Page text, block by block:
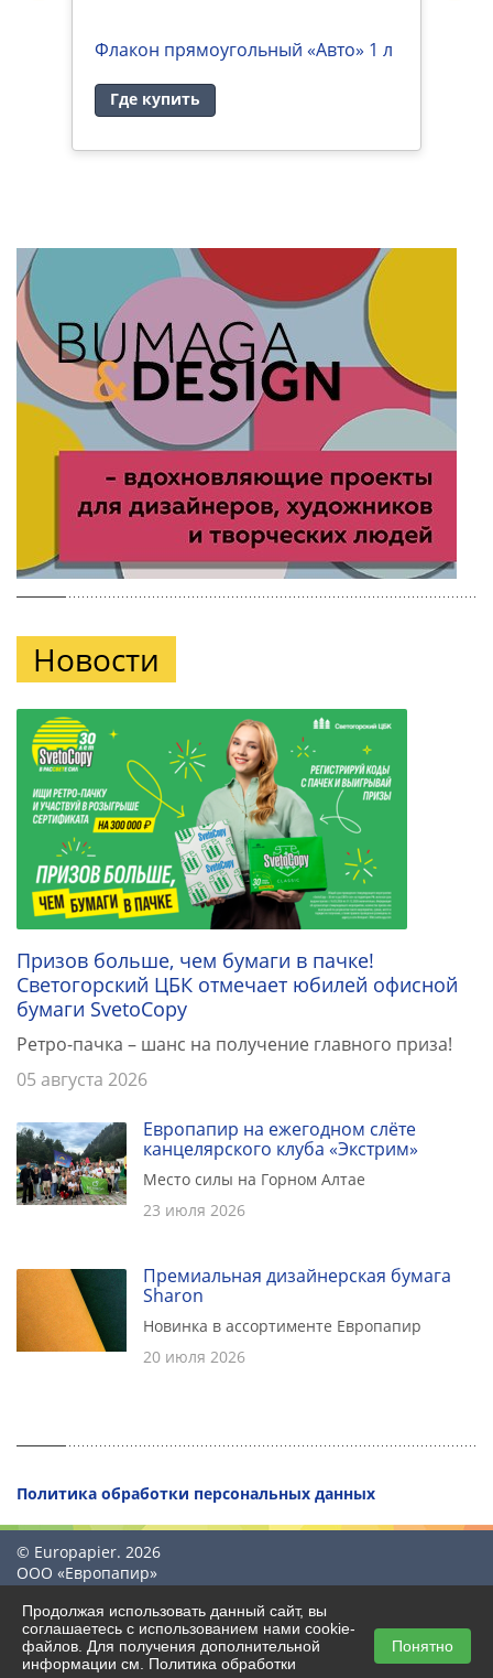
Флакон прямоугольный «Авто» 1 л
Где купить
Новости
Призов больше, чем бумаги в пачке!
Светогорский ЦБК отмечает юбилей офисной
бумаги SvetoCopy
Ретро-пачка – шанс на получение главного приза!
05 августа 2026
Европапир на ежегодном слёте
канцелярского клуба «Экстрим»
Место силы на Горном Алтае
23 июля 2026
Премиальная дизайнерская бумага
Sharon
Новинка в ассортименте Европапир
20 июля 2026
Политика обработки персональных данных
© Europapier. 2026
ООО «Европапир»
Создание сайта
Продолжая использовать данный сайт, вы
соглашаетесь с использованием нами cookie-
файлов. Для получения дополнительной
информации см. Политика обработки
Понятно